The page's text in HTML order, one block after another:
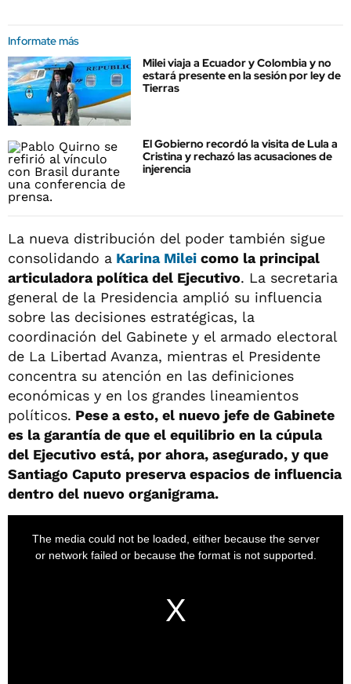
Informate más
Milei viaja a Ecuador y Colombia y no
estará presente en la sesión por ley de
Tierras
El Gobierno recordó la visita de Lula a
Cristina y rechazó las acusaciones de
injerencia
La nueva distribución del poder también sigue
consolidando a Karina Milei como la principal
articuladora política del Ejecutivo. La secretaria
general de la Presidencia amplió su influencia
sobre las decisiones estratégicas, la
coordinación del Gabinete y el armado electoral
de La Libertad Avanza, mientras el Presidente
concentra su atención en las definiciones
económicas y en los grandes lineamientos
políticos. Pese a esto, el nuevo jefe de Gabinete
es la garantía de que el equilibrio en la cúpula
del Ejecutivo está, por ahora, asegurado, y que
Santiago Caputo preserva espacios de influencia
dentro del nuevo organigrama.